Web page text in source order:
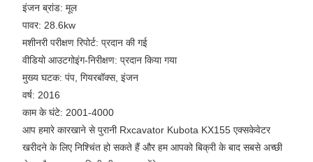
इंजन ब्रांड: मूल
पावर: 28.6kw
मशीनरी परीक्षण रिपोर्ट: प्रदान की गई
वीडियो आउटगोइंग-निरीक्षण: प्रदान किया गया
मुख्य घटक: पंप, गियरबॉक्स, इंजन
वर्ष: 2016
काम के घंटे: 2001-4000
आप हमारे कारखाने से पुरानी Rxcavator Kubota KX155 एक्सकेवेटर
खरीदने के लिए निश्चिंत हो सकते हैं और हम आपको बिक्री के बाद सबसे अच्छी